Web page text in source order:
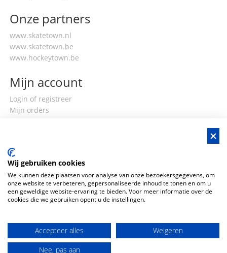
Onze partners
www.skatetown.nl
www.skatetown.be
www.hockeytown.be
Mijn account
Login of registreer
Mijn orders
Copyright ©2026
SkateTown. Alle rechten
Wij gebruiken cookies
We kunnen deze plaatsen voor analyse van onze bezoekersgegevens, om
onze website te verbeteren, gepersonaliseerde inhoud te tonen en om u
een geweldige website-ervaring te bieden. Voor meer informatie over de
cookies die we gebruiken opent u de instellingen.
Accepteer alles
Weigeren
Nee, pas aan